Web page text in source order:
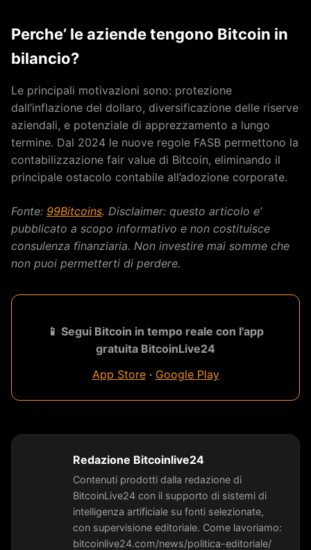
Perche’ le aziende tengono Bitcoin in
bilancio?
Le principali motivazioni sono: protezione
dall’inflazione del dollaro, diversificazione delle riserve
aziendali, e potenziale di apprezzamento a lungo
termine. Dal 2024 le nuove regole FASB permettono la
contabilizzazione fair value di Bitcoin, eliminando il
principale ostacolo contabile all’adozione corporate.
Fonte: 99Bitcoins. Disclaimer: questo articolo e’
pubblicato a scopo informativo e non costituisce
consulenza finanziaria. Non investire mai somme che
non puoi permetterti di perdere.
📱 Segui Bitcoin in tempo reale con l'app
gratuita BitcoinLive24
App Store· Google Play
Redazione Bitcoinlive24
Contenuti prodotti dalla redazione di
BitcoinLive24 con il supporto di sistemi di
intelligenza artificiale su fonti selezionate,
con supervisione editoriale. Come lavoriamo:
bitcoinlive24.com/news/politica-editoriale/